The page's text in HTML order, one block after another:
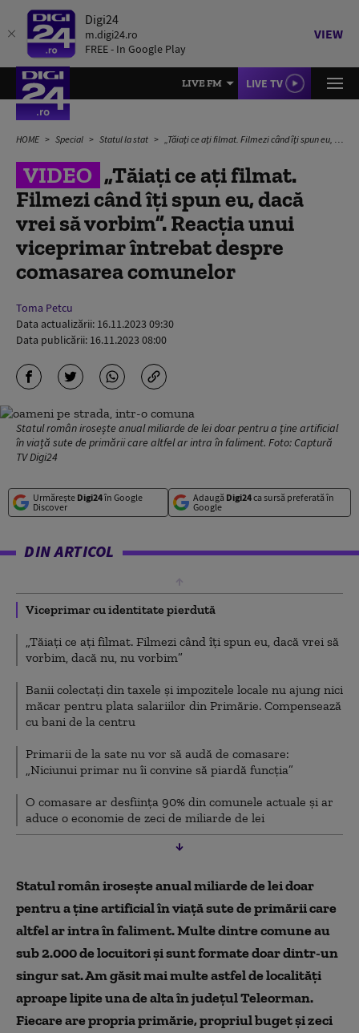
Digi24
m.digi24.ro
FREE - In Google Play
VIEW
LIVE FM LIVE TV
HOME Special Statul la stat „Tăiați ce ați filmat. Filmezi când îți spun eu, dacă vrei să vorbim”. Reacția unui viceprimar întrebat despre comasarea comunelor
VIDEO „Tăiați ce ați filmat.
Filmezi când îți spun eu, dacă
vrei să vorbim”. Reacția unui
viceprimar întrebat despre
comasarea comunelor
Toma Petcu
Data actualizării: 16.11.2023 09:30
Data publicării: 16.11.2023 08:00
Statul român irosește anual miliarde de lei doar pentru a ține artificial
în viață sute de primării care altfel ar intra în faliment. Foto: Captură
TV Digi24
Urmărește Digi24în Google
Discover
Adaugă Digi24ca sursă preferată în
Google
DIN ARTICOL
Viceprimar cu identitate pierdută
„Tăiați ce ați filmat. Filmezi când îți spun eu, dacă vrei să
vorbim, dacă nu, nu vorbim”
Banii colectați din taxele și impozitele locale nu ajung nici
măcar pentru plata salariilor din Primărie. Compensează
cu bani de la centru
Primarii de la sate nu vor să audă de comasare:
„Niciunui primar nu îi convine să piardă funcția”
O comasare ar desființa 90% din comunele actuale și ar
aduce o economie de zeci de miliarde de lei
Statul român irosește anual miliarde de lei doar
pentru a ține artificial în viață sute de primării care
altfel ar intra în faliment. Multe dintre comune au
sub 2.000 de locuitori și sunt formate doar dintr-un
singur sat. Am găsit mai multe astfel de localități
aproape lipite una de alta în județul Teleorman.
Fiecare are propria primărie, propriul buget și zeci